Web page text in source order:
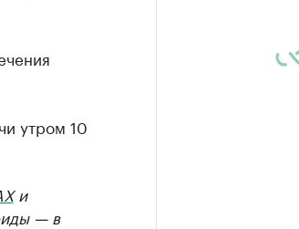
утром 10
и
— в